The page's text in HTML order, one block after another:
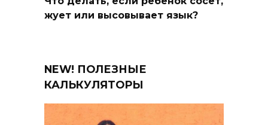
жует или высовывает язык?
NEW! ПОЛЕЗНЫЕ
КАЛЬКУЛЯТОРЫ